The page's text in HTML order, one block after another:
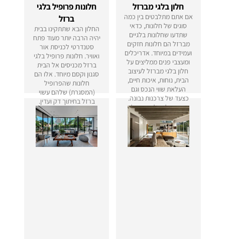
חלון בלגי מברזל
אם אתם מתלבטים בין כמה
סוגים של חלונות, כדאי
שתדעו שחלונות בלגיים
מברזל הם חלונות חזקים
ועמידים במיוחד. אדריכלים
ומעצבי פנים ממליצים על
חלון בלגי מברזל לעיצוב
הבית, נוחות, איכות חיים,
העלאת שווי הנכס וגם
כצעד של צרכנות נבונה.
אותו חלון בלגי מברזל
שאתם בוחרים היום עתיד
ללוות אתכם ואת המבנה
למשך עשרות שנים.
חלונות פרופיל בלגי
ברזל
החלון הבא שתתקינו בבית
יהיה הרבה יותר מעוד פתח
סטנדרטי לכניסת אור
ואוויר. חלונות פרופיל בלגי
ברזל מכניסים אל הבית
סגנון וקסם מיוחד. אלו הם
חלונות שהפרופיל
(המסגרת) שלהם עשוי
ברזל בחיתוך דק ועדין.